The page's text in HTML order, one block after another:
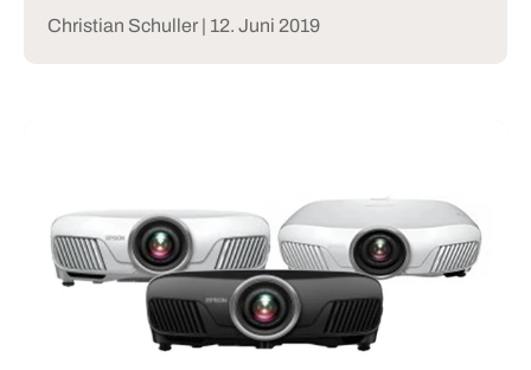
Christian Schuller | 12. Juni 2019